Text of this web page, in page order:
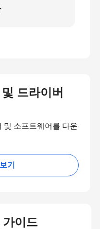
드라이버
및 소프트웨어를 다운
기
이드